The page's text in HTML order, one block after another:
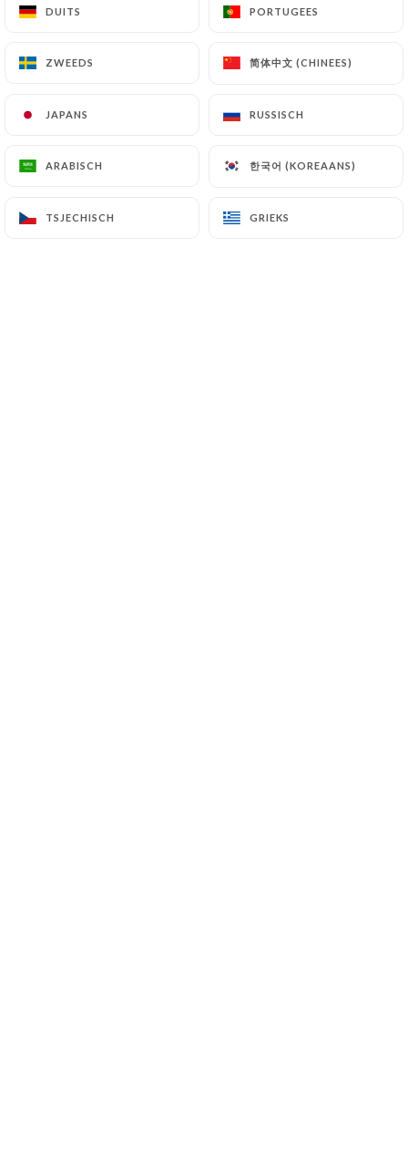
DUITS PORTUGEES
ZWEEDS 简体中文 (CHINEES)
JAPANS RUSSISCH
ARABISCH 한국어 (KOREAANS)
TSJECHISCH GRIEKS
DUITS PORTUGEES
ZWEEDS 简体中文 (CHINEES)
JAPANS RUSSISCH
ARABISCH 한국어 (KOREAANS)
TSJECHISCH GRIEKS